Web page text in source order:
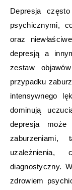
Depresja
psychicznymi,
oraz
depresją a
zestaw
przypadku
intensywnego
dominują
depresja
uzależnienia,
diagnostyczny.
zdrowiem